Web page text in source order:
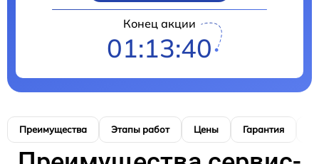
Конец акции
01:13:39
Преимущества Этапы работ Цены Гарантия